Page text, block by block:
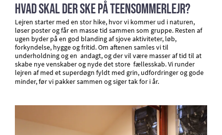
Hvad skal der ske på Teensommerlejr?
Lejren starter med en stor hike, hvor vi kommer ud i naturen,
løser poster og får en masse tid sammen som gruppe. Resten af
ugen byder på en god blanding af sjove aktiviteter, løb,
forkyndelse, hygge og fritid. Om aftenen samles vi til
underholdning og en andagt, og der vil være masser af tid til at
skabe nye venskaber og nyde det store fællesskab. Vi runder
lejren af med et superdøgn fyldt med grin, udfordringer og gode
minder, før vi pakker sammen og siger tak for i år.